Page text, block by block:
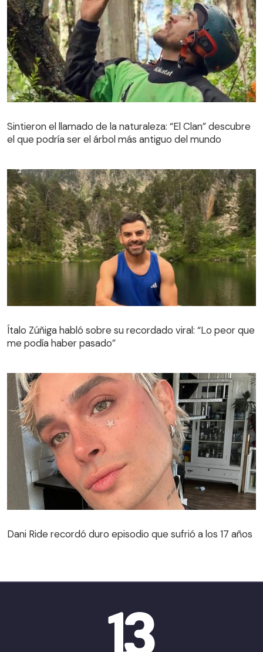
el que podría ser el árbol más antiguo del mundo
Sintieron el llamado de la naturaleza: “El Clan” descubre
el que podría ser el árbol más antiguo del mundo
Ítalo Zúñiga habló sobre su recordado viral: “Lo peor que
me podía haber pasado”
Dani Ride recordó duro episodio que sufrió a los 17 años